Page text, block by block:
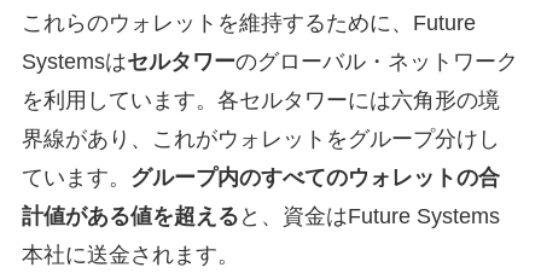
これらのウォレットを維持するために、Future
Systemsはセルタワーのグローバル・ネットワーク
を利用しています。各セルタワーには六角形の境
界線があり、これがウォレットをグループ分けし
ています。 グループ内のすべてのウォレットの合
計値がある値を超える と、資金はFuture Systems
本社に送金されます。